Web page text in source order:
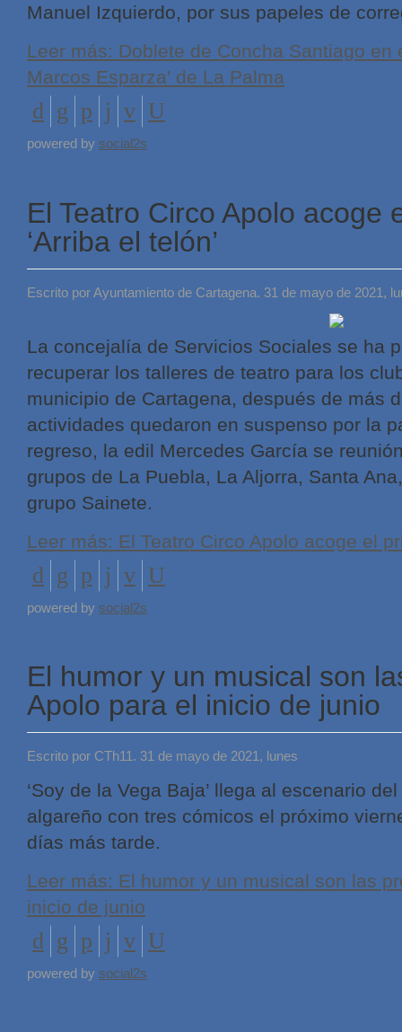
Manuel Izquierdo, por sus papeles de
Leer más: Doblete de Concha Santiago en
Marcos Esparza' de La Palma
powered by social2s
El Teatro Circo Apolo acoge
‘Arriba el telón’
Escrito por Ayuntamiento de Cartagena. 31 de mayo de 2021,
La concejalía de Servicios Sociales se ha
recuperar los talleres de teatro para los
municipio de Cartagena, después de más
actividades quedaron en suspenso por la
regreso, la edil Mercedes García se
grupos de La Puebla, La Aljorra, Santa
grupo Sainete.
Leer más: El Teatro Circo Apolo acoge el
powered by social2s
El humor y un musical son
Apolo para el inicio de junio
Escrito por CTh11. 31 de mayo de 2021, lunes
‘Soy de la Vega Baja’ llega al escenario
algareño con tres cómicos el próximo
días más tarde.
Leer más: El humor y un musical son las
inicio de junio
powered by social2s